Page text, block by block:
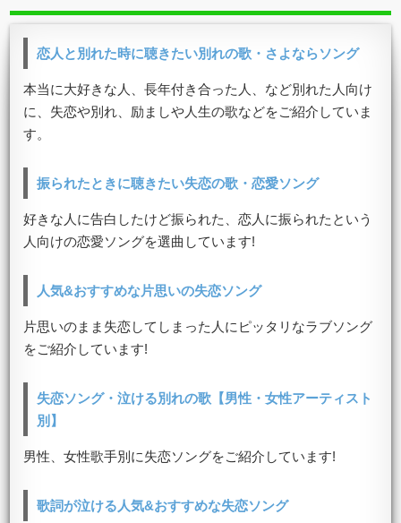
恋人と別れた時に聴きたい別れの歌・さよならソング
本当に大好きな人、長年付き合った人、など別れた人向け
に、失恋や別れ、励ましや人生の歌などをご紹介していま
す。
振られたときに聴きたい失恋の歌・恋愛ソング
好きな人に告白したけど振られた、恋人に振られたという
人向けの恋愛ソングを選曲しています!
人気&おすすめな片思いの失恋ソング
片思いのまま失恋してしまった人にピッタリなラブソング
をご紹介しています!
失恋ソング・泣ける別れの歌【男性・女性アーティスト
別】
男性、女性歌手別に失恋ソングをご紹介しています!
歌詞が泣ける人気&おすすめな失恋ソング